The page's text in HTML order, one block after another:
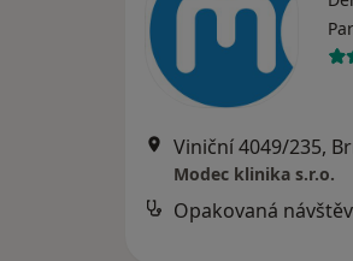
Viniční 4049/235,
Modec klinika s.r.o.